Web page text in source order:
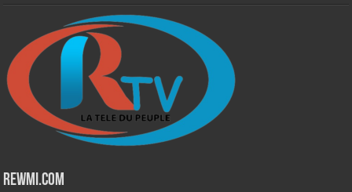
Rewmi.Com